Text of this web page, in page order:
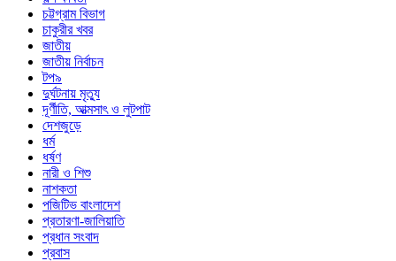
চট্টগ্রাম বিভাগ
চাকুরীর খবর
জাতীয়
জাতীয় নির্বাচন
টপ৯
দুর্ঘটনায় মৃত্যু
দূর্ণীতি, আত্মসাৎ ও লুটপাট
দেশজুড়ে
ধর্ম
ধর্ষণ
নারী ও শিশু
নাশকতা
পজিটিভ বাংলাদেশ
প্রতারণা-জালিয়াতি
প্রধান সংবাদ
প্রবাস